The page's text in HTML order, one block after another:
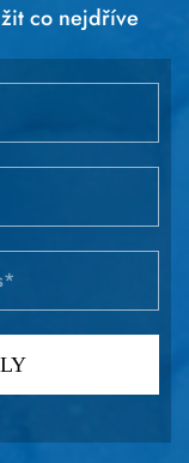
co nejdříve